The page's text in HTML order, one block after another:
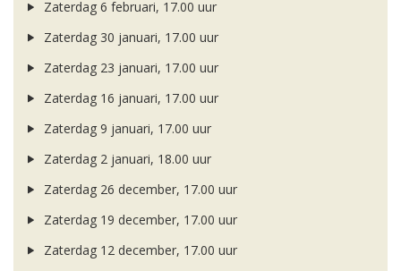
Zaterdag 6 februari, 17.00 uur
Zaterdag 30 januari, 17.00 uur
Zaterdag 23 januari, 17.00 uur
Zaterdag 16 januari, 17.00 uur
Zaterdag 9 januari, 17.00 uur
Zaterdag 2 januari, 18.00 uur
Zaterdag 26 december, 17.00 uur
Zaterdag 19 december, 17.00 uur
Zaterdag 12 december, 17.00 uur